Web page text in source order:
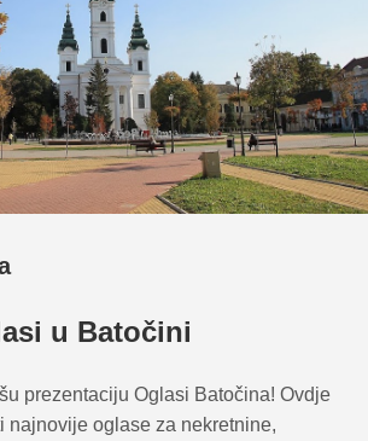
u Batočini
prezentaciju Oglasi Batočina! Ovdje
najnovije oglase za nekretnine,